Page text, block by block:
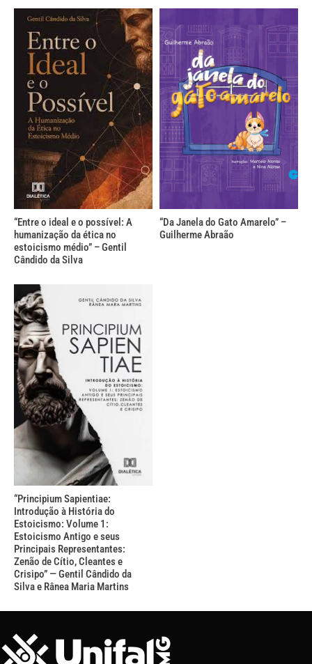
“Entre o ideal e o possível: A
humanização da ética no
estoicismo médio” – Gentil
Cândido da Silva
“Da Janela do Gato Amarelo” –
Guilherme Abraão
“Principium Sapientiae:
Introdução à História do
Estoicismo: Volume 1:
Estoicismo Antigo e seus
Principais Representantes:
Zenão de Cítio, Cleantes e
Crisipo” — Gentil Cândido da
Silva e Rânea Maria Martins